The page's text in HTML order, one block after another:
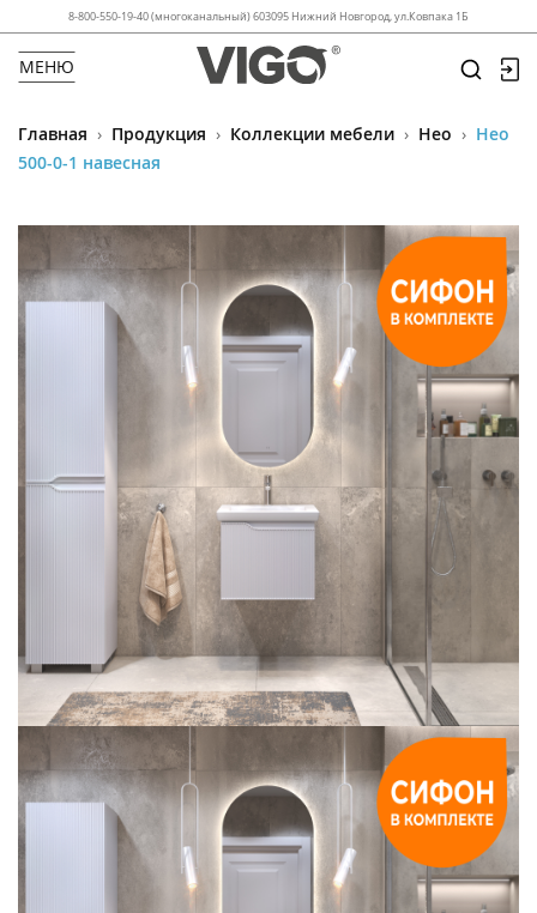
8-800-550-19-40 (многоканальный) 603095 Нижний Новгород, ул.Ковпака 1Б
МЕНЮ
Главная › Продукция › Коллекции мебели › Нео › Нео
500-0-1 навесная